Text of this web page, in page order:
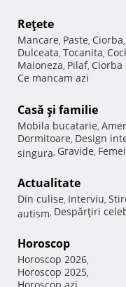
Reţete
Mancare, Paste, Ciorba,
Dulceata, Tocanita,
Maioneza, Pilaf, Ciorba
Ce mancam azi
Casă şi familie
Mobila bucatarie,
Dormitoare, Design
singura, Gravide,
Actualitate
Din culise, Interviu,
autism, Despărţiri
Horoscop
Horoscop 2026,
Horoscop 2025,